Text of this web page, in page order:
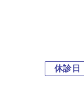
休診日